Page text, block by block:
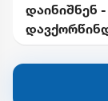
დაინიშნენ